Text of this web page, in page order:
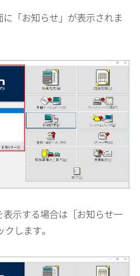
「お知らせ」が表示されま
示する場合は［お知らせ一
します。